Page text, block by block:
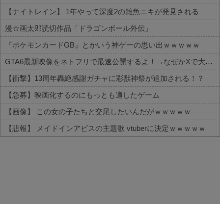
【ナイトレイン】 1年やって深度2の雑魚ニキが発見される
漫☆画太郎読切作品「ドラゴンボール外伝」
『ポケモンカードGB』とかいう神ゲーの思い出ｗｗｗｗｗ
GTA6最新映像をネトフリで最速公開するよ！→なぜかXで大炎上中wwwwwwwwwwww
【衝撃】13周年轟絶感謝ガチャに彩獣神祭が追加される！？
【急募】映画化するのにもっとも適したゲーム
【画像】 この女の子たちと交尾したいんだがｗｗｗｗｗ
【悲報】 メイドインアビスの主題歌 vtuberに決定ｗｗｗｗｗ